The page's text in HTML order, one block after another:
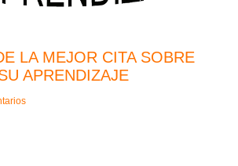
LA MEJOR CITA SOBRE
APRENDIZAJE